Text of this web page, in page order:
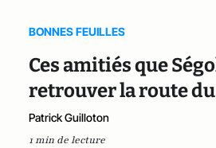
BONNES FEUILLES
Ces amitiés que
retrouver la route
Patrick Guilloton
1 min de lecture